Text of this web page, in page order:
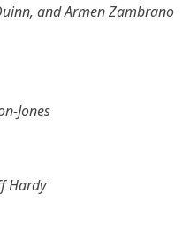
and Armen Zambrano
Jones
Hardy